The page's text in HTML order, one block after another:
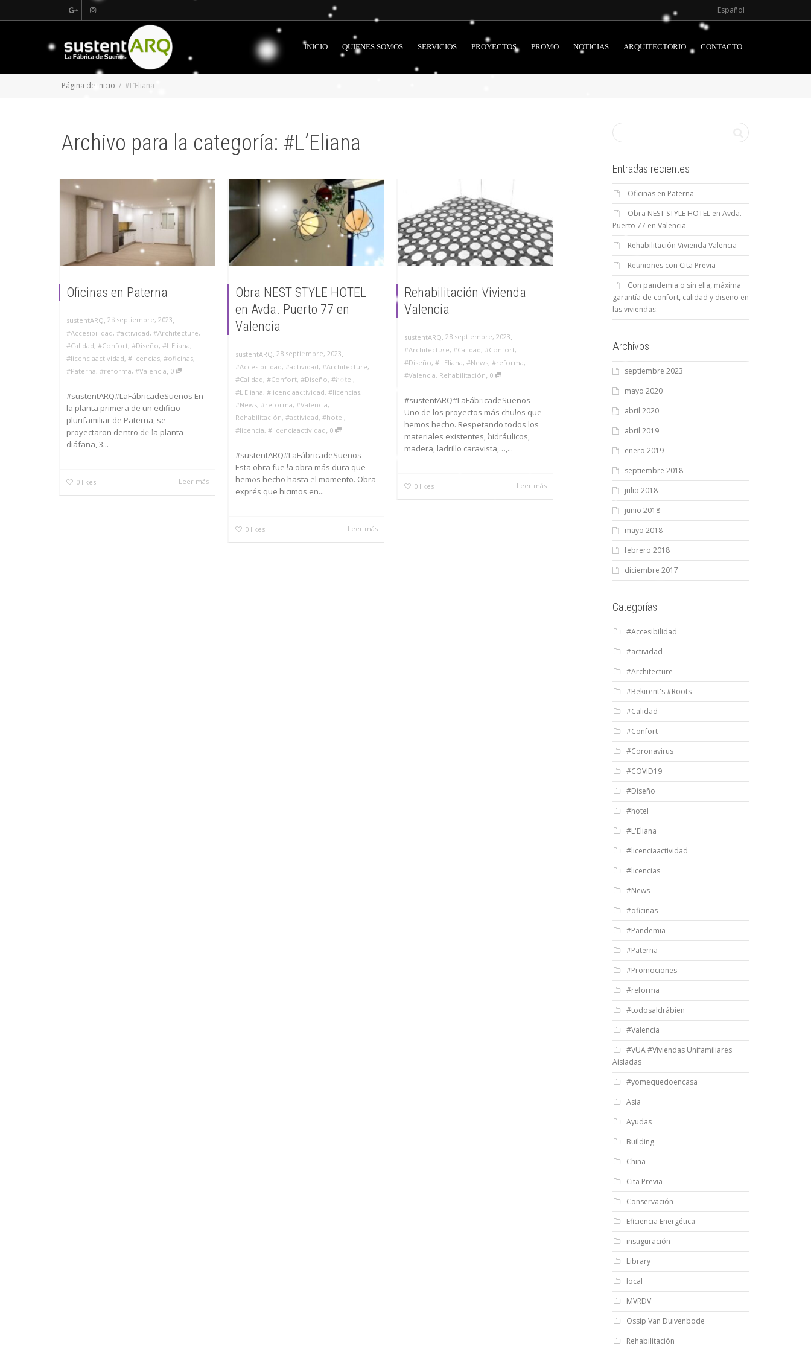
Español
INICIO QUIENES SOMOS SERVICIOS PROYECTOS PROMO NOTICIAS ARQUITECTORIO CONTACTO
Página de inicio #L’Eliana
Archivo para la categoría: #L’Eliana
Oficinas en Paterna
sustentARQ, 28 septiembre, 2023,
#Accesibilidad, #actividad, #Architecture,
#Calidad, #Confort, #Diseño, #L'Eliana,
#licenciaactividad, #licencias, #oficinas,
#Paterna, #reforma, #Valencia, 0
#sustentARQ#LaFábricadeSueños En
la planta primera de un edificio
plurifamiliar de Paterna, se
proyectaron dentro de la planta
diáfana, 3...
0 likes Leer más
Obra NEST STYLE HOTEL
en Avda. Puerto 77 en
Valencia
sustentARQ, 28 septiembre, 2023,
#Accesibilidad, #actividad, #Architecture,
#Calidad, #Confort, #Diseño, #hotel,
#L'Eliana, #licenciaactividad, #licencias,
#News, #reforma, #Valencia,
Rehabilitación, #actividad, #hotel,
#licencia, #licenciaactividad, 0
#sustentARQ#LaFábricadeSueños
Esta obra fue la obra más dura que
hemos hecho hasta el momento. Obra
exprés que hicimos en...
0 likes Leer más
Rehabilitación Vivienda
Valencia
sustentARQ, 28 septiembre, 2023,
#Architecture, #Calidad, #Confort,
#Diseño, #L'Eliana, #News, #reforma,
#Valencia, Rehabilitación, 0
#sustentARQ#LaFábricadeSueños
Uno de los proyectos más chulos que
hemos hecho. Respetando todos los
materiales existentes, hidráulicos,
madera, ladrillo caravista,…,...
0 likes Leer más
Entradas recientes
Oficinas en Paterna
Obra NEST STYLE HOTEL en Avda.
Puerto 77 en Valencia
Rehabilitación Vivienda Valencia
Reuniones con Cita Previa
Con pandemia o sin ella, máxima
garantía de confort, calidad y diseño en
las viviendas.
Archivos
septiembre 2023
mayo 2020
abril 2020
abril 2019
enero 2019
septiembre 2018
julio 2018
junio 2018
mayo 2018
febrero 2018
diciembre 2017
Categorías
#Accesibilidad
#actividad
#Architecture
#Bekirent's #Roots
#Calidad
#Confort
#Coronavirus
#COVID19
#Diseño
#hotel
#L'Eliana
#licenciaactividad
#licencias
#News
#oficinas
#Pandemia
#Paterna
#Promociones
#reforma
#todosaldrábien
#Valencia
#VUA #Viviendas Unifamiliares
Aisladas
#yomequedoencasa
Asia
Ayudas
Building
China
Cita Previa
Conservación
Eficiencia Energética
insuguración
Library
local
MVRDV
Ossip Van Duivenbode
Rehabilitación